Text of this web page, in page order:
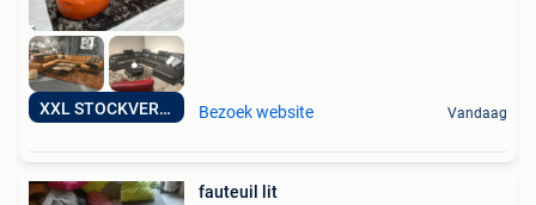
XXL STOCKVERKOOP Bezoek website Vandaag
fauteuil lit